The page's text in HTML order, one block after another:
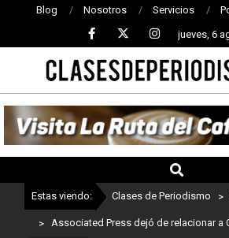
Blog Nosotros Servicios
jueves, 6
CLASES
DE
PERIODISMO
Estas viendo: Clases de Periodismo >
> Associated Press dejó de relacionar a